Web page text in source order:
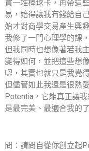
買一堆棒球卡，再帶這
易，始得讓我有錢給自
始才對商學交易產生興
我修了一門心理學的課
但我同時也想像著若我
變得如何，並把這些想
嗯，其實也就只是我覺
但儘管如此我還是很熱
Potentia，它能真正讓
是最完美、最適合我的了
問：請問自從你創立起